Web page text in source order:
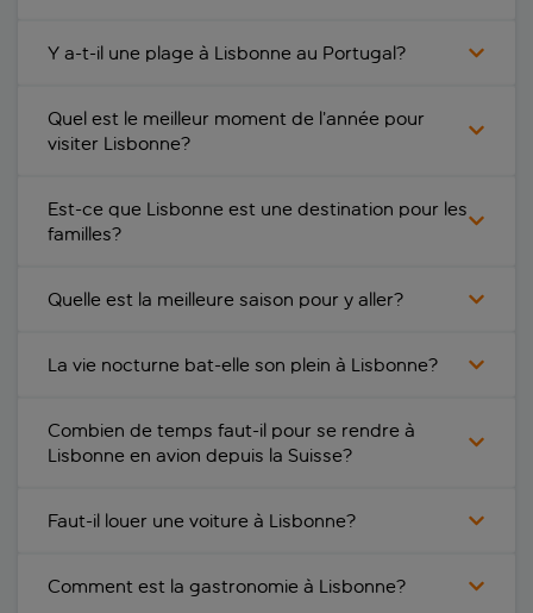
BessaHotel Liberdade
Browns Central Hotel
Casual Belle Epoque Lisboa
Corinthia Hotel Lisbon
Czar Lisbon Hotel
Dom Carlos Park
Y a-t-il une plage à Lisbonne au Portugal?
Quel est le meilleur moment de l’année pour
visiter Lisbonne?
Est-ce que Lisbonne est une destination pour les
familles?
Quelle est la meilleure saison pour y aller?
La vie nocturne bat-elle son plein à Lisbonne?
Combien de temps faut-il pour se rendre à
Lisbonne en avion depuis la Suisse?
Faut-il louer une voiture à Lisbonne?
Comment est la gastronomie à Lisbonne?